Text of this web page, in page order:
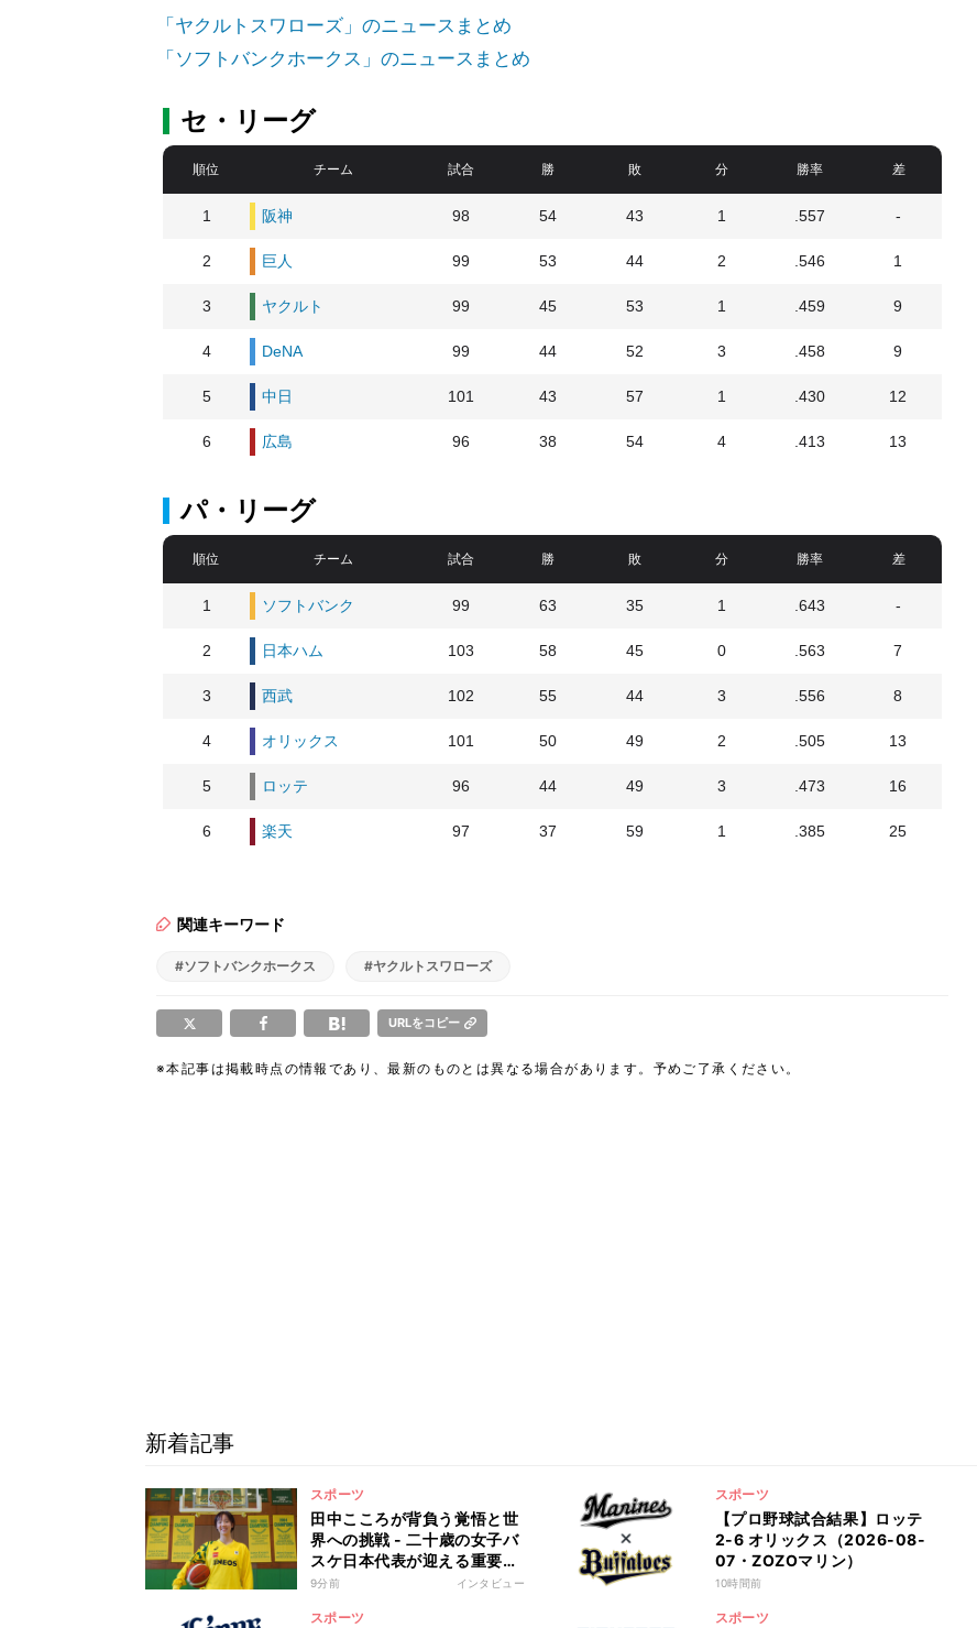
「ヤクルトスワローズ」のニュースまとめ
「ソフトバンクホークス」のニュースまとめ
セ・リーグ
順位 チーム 試合 勝 敗 分 勝率 差
1 阪神 98 54 43 1 .557 -
2 巨人 99 53 44 2 .546 1
3 ヤクルト 99 45 53 1 .459 9
4 DeNA 99 44 52 3 .458 9
5 中日 101 43 57 1 .430 12
6 広島 96 38 54 4 .413 13
パ・リーグ
順位 チーム 試合 勝 敗 分 勝率 差
1 ソフトバンク 99 63 35 1 .643 -
2 日本ハム 103 58 45 0 .563 7
3 西武 102 55 44 3 .556 8
4 オリックス 101 50 49 2 .505 13
5 ロッテ 96 44 49 3 .473 16
6 楽天 97 37 59 1 .385 25
関連キーワード
#ソフトバンクホークス #ヤクルトスワローズ
URLをコピー
※本記事は掲載時点の情報であり、最新のものとは異なる場合があります。予めご了承ください。
新着記事
スポーツ
田中こころが背負う覚悟と世
界への挑戦 - 二十歳の女子バ
スケ日本代表が迎える重要な
一年
9分前 インタビュー
スポーツ
【プロ野球試合結果】ロッテ
2-6 オリックス（2026-08-
07・ZOZOマリン）
10時間前
スポーツ スポーツ